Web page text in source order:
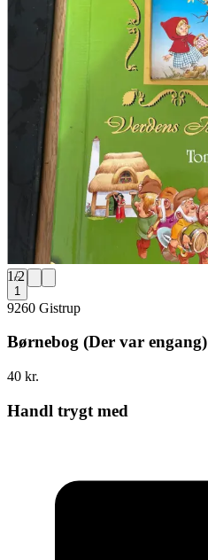
1/2
1
9260 Gistrup
Børnebog (Der var engang)
40 kr.
Handl trygt med